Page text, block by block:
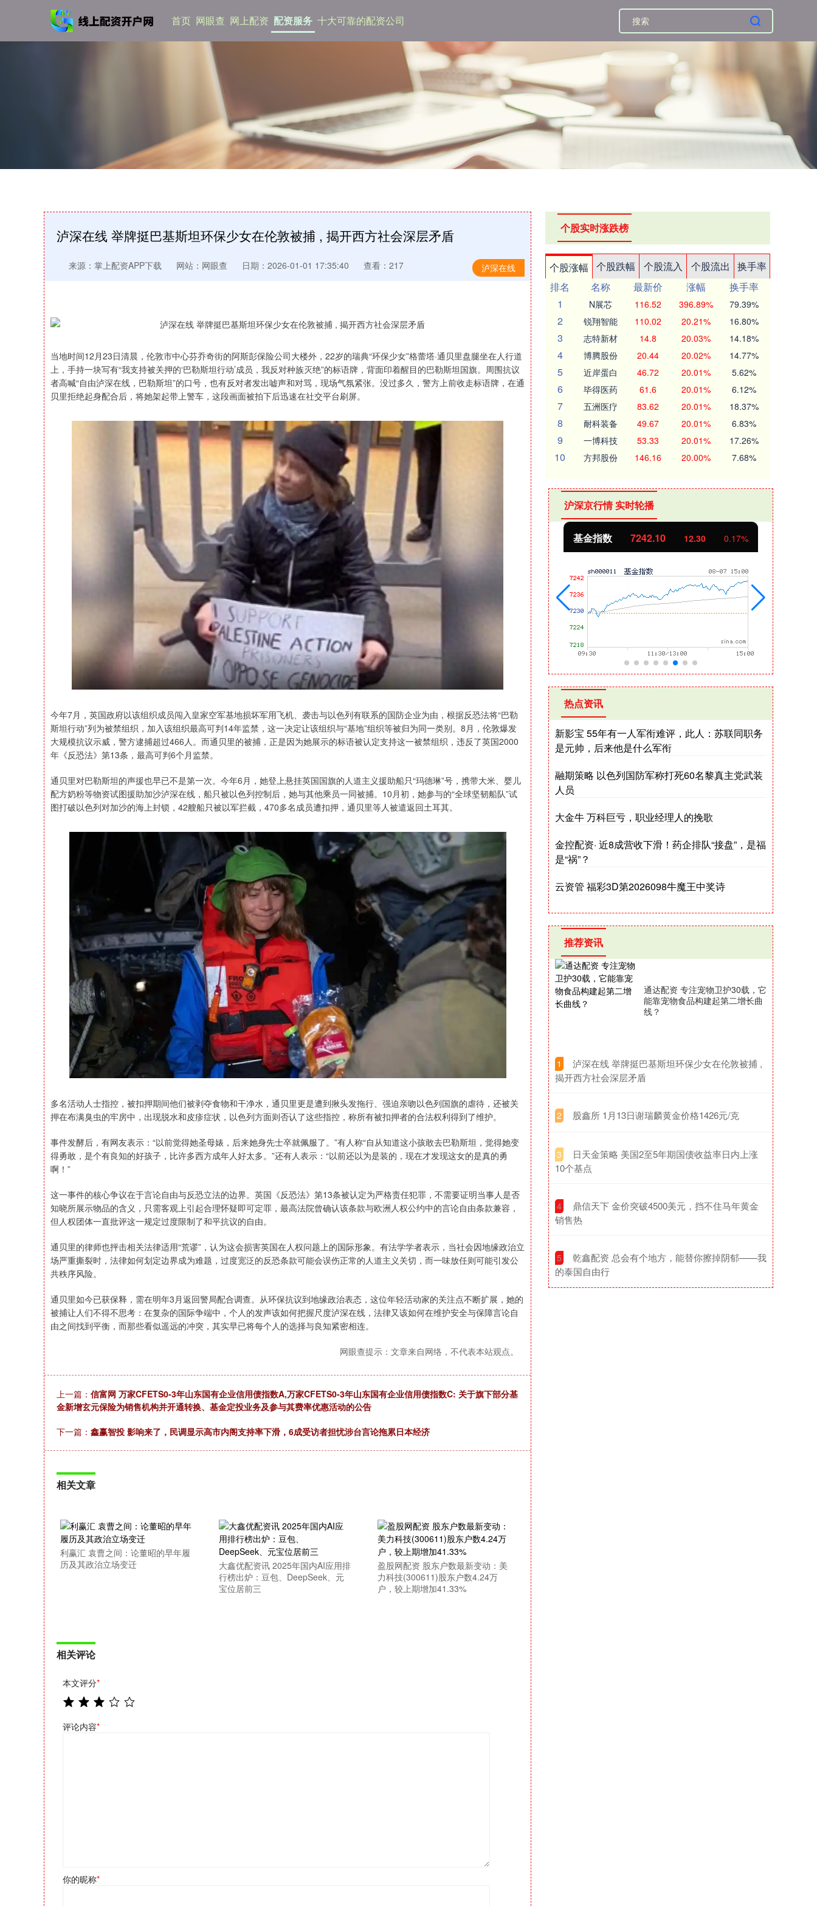
首页 网眼查 网上配资 配资服务 十大可靠的配资公司
泸深在线 举牌挺巴基斯坦环保少女在伦敦被捕 , 揭开西方社会深层矛盾
泸深在线
来源：掌上配资APP下载 网站：网眼查 日期：2026-01-01 17:35:40 查看：217
当地时间12月23日清晨，伦敦市中心芬乔奇街的阿斯彭保险公司大楼外，22岁的瑞典“环保少女”格蕾塔·通贝里盘腿坐在人行道
上，手持一块写有“我支持被关押的‘巴勒斯坦行动’成员，我反对种族灭绝”的标语牌，背面印着醒目的巴勒斯坦国旗。周围抗议
者高喊“自由泸深在线，巴勒斯坦”的口号，也有反对者发出嘘声和对骂，现场气氛紧张。没过多久，警方上前收走标语牌，在通
贝里拒绝起身配合后，将她架起带上警车，这段画面被拍下后迅速在社交平台刷屏。
今年7月，英国政府以该组织成员闯入皇家空军基地损坏军用飞机、袭击与以色列有联系的国防企业为由，根据反恐法将“巴勒
斯坦行动”列为被禁组织，加入该组织最高可判14年监禁，这一决定让该组织与“基地”组织等被归为同一类别。8月，伦敦爆发
大规模抗议示威，警方逮捕超过466人。而通贝里的被捕，正是因为她展示的标语被认定支持这一被禁组织，违反了英国2000
年《反恐法》第13条，最高可判6个月监禁。
通贝里对巴勒斯坦的声援也早已不是第一次。今年6月，她登上悬挂英国国旗的人道主义援助船只“玛德琳”号，携带大米、婴儿
配方奶粉等物资试图援助加沙泸深在线，船只被以色列控制后，她与其他乘员一同被捕。10月初，她参与的“全球坚韧船队”试
图打破以色列对加沙的海上封锁，42艘船只被以军拦截，470多名成员遭扣押，通贝里等人被遣返回土耳其。
多名活动人士指控，被扣押期间他们被剥夺食物和干净水，通贝里更是遭到揪头发拖行、强迫亲吻以色列国旗的虐待，还被关
押在布满臭虫的牢房中，出现脱水和皮疹症状，以色列方面则否认了这些指控，称所有被扣押者的合法权利得到了维护。
事件发酵后，有网友表示：“以前觉得她圣母婊，后来她身先士卒就佩服了。”有人称“自从知道这小孩敢去巴勒斯坦，觉得她变
得勇敢，是个有良知的好孩子，比许多西方成年人好太多。”还有人表示：“以前还以为是装的，现在才发现这女的是真的勇
啊！”
这一事件的核心争议在于言论自由与反恐立法的边界。英国《反恐法》第13条被认定为严格责任犯罪，不需要证明当事人是否
知晓所展示物品的含义，只需客观上引起合理怀疑即可定罪，最高法院曾确认该条款与欧洲人权公约中的言论自由条款兼容，
但人权团体一直批评这一规定过度限制了和平抗议的自由。
通贝里的律师也抨击相关法律适用“荒谬”，认为这会损害英国在人权问题上的国际形象。有法学学者表示，当社会因地缘政治立
场严重撕裂时，法律如何划定边界成为难题，过度宽泛的反恐条款可能会误伤正常的人道主义关切，而一味放任则可能引发公
共秩序风险。
通贝里如今已获保释，需在明年3月返回警局配合调查。从环保抗议到地缘政治表态，这位年轻活动家的关注点不断扩展，她的
被捕让人们不得不思考：在复杂的国际争端中，个人的发声该如何把握尺度泸深在线，法律又该如何在维护安全与保障言论自
由之间找到平衡，而那些看似遥远的冲突，其实早已将每个人的选择与良知紧密相连。
网眼查提示：文章来自网络，不代表本站观点。
上一篇： 信富网 万家CFETS0-3年山东国有企业信用债指数A,万家CFETS0-3年山东国有企业信用债指数C: 关于旗下部分基
金新增玄元保险为销售机构并开通转换、基金定投业务及参与其费率优惠活动的公告
下一篇： 鑫赢智投 影响来了，民调显示高市内阁支持率下滑，6成受访者担忧涉台言论拖累日本经济
相关文章
利赢汇 袁曹之间：论董昭的早年履
历及其政治立场变迁
大鑫优配资讯 2025年国内AI应用排
行榜出炉：豆包、DeepSeek、元
宝位居前三
盈股网配资 股东户数最新变动：美
力科技(300611)股东户数4.24万
户，较上期增加41.33%
相关评论
本文评分*
评论内容*
你的昵称*
个股实时涨跌榜
个股涨幅 个股跌幅 个股流入 个股流出
换手率
排名
名称 最新价 涨幅
换手率
1
N展芯 116.52 396.89% 79.39%
2 锐翔智能 110.02 20.21% 16.80%
3 志特新材 14.8 20.03% 14.18%
4 博腾股份 20.44 20.02% 14.77%
5 近岸蛋白 46.72 20.01% 5.62%
6 毕得医药 61.6 20.01% 6.12%
7 五洲医疗 83.62 20.01% 18.37%
8 耐科装备 49.67 20.01% 6.83%
9 一博科技 53.33 20.01% 17.26%
10 方邦股份 146.16 20.00% 7.68%
沪深京行情 实时轮播
北证50 1134.24 11.37 1.01% 创业板指 3563.12 基金指数 7242.10 12.30 0.17%
热点资讯
新影宝 55年有一人军衔难评，此人：苏联同职务
是元帅，后来他是什么军衔
融期策略 以色列国防军称打死60名黎真主党武装
人员
大金牛 万科巨亏，职业经理人的挽歌
金控配资· 近8成营收下滑！药企排队“接盘”，是福
是“祸”？
云资管 福彩3D第2026098牛魔王中奖诗
推荐资讯
通达配资 专注宠物卫护30载，它
能靠宠物食品构建起第二增长曲
线？
1
​泸深在线 举牌挺巴基斯坦环保少女在伦敦被捕 ,
揭开西方社会深层矛盾
2 ​股鑫所 1月13日谢瑞麟黄金价格1426元/克
3
​日天金策略 美国2至5年期国债收益率日内上涨
10个基点
4
​鼎信天下 金价突破4500美元，挡不住马年黄金
销售热
5
​乾鑫配资 总会有个地方，能替你擦掉阴郁——我
的泰国自由行